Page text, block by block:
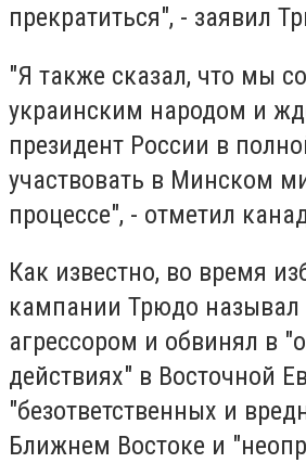
прекратиться", - заявил
"Я также сказал, что мы
украинским народом и
президент России в
участвовать в Минском
процессе", - отметил
Как известно, во время
кампании Трюдо называл
агрессором и обвинял в
действиях" в Восточной
"безответственных и
Ближнем Востоке и